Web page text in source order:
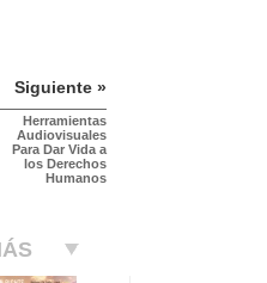
Siguiente »
Herramientas
Audiovisuales
Para Dar Vida a
los Derechos
Humanos